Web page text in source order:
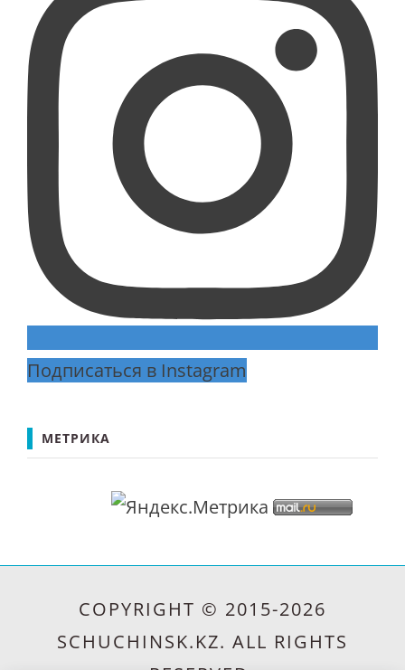
Подписаться в Instagram
МЕТРИКА
COPYRIGHT © 2015-2026
SCHUCHINSK.KZ. ALL RIGHTS